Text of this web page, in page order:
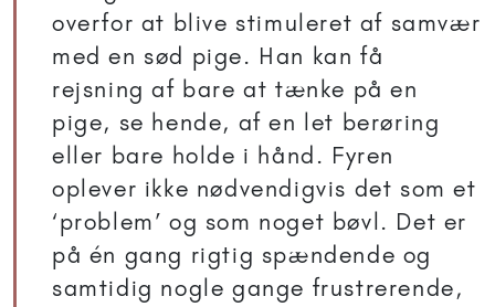
overfor at blive stimuleret af samvær
med en sød pige. Han kan få
rejsning af bare at tænke på en
pige, se hende, af en let berøring
eller bare holde i hånd. Fyren
oplever ikke nødvendigvis det som et
‘problem’ og som noget bøvl. Det er
på én gang rigtig spændende og
samtidig nogle gange frustrerende,